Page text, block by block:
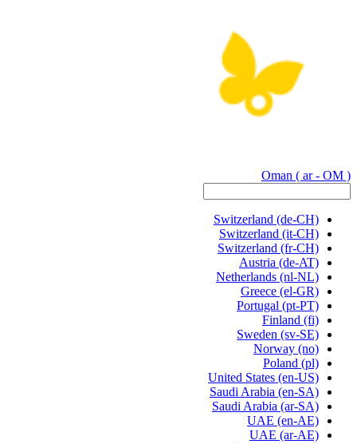
Oman ( ar - OM )
Switzerland (de-CH)
Switzerland (it-CH)
Switzerland (fr-CH)
Austria (de-AT)
Netherlands (nl-NL)
Greece (el-GR)
Portugal (pt-PT)
Finland (fi)
Sweden (sv-SE)
Norway (no)
Poland (pl)
United States (en-US)
Saudi Arabia (en-SA)
Saudi Arabia (ar-SA)
UAE (en-AE)
UAE (ar-AE)